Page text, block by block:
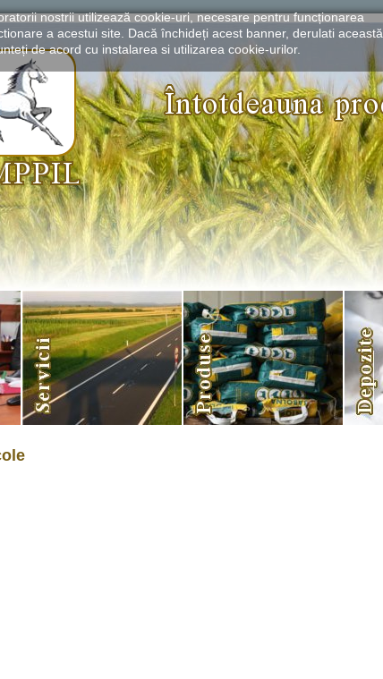
nostrii utilizează cookie-uri, necesare pentru funcționarea
a acestui site. Dacă închideți acest banner, derulati această
de acord cu instalarea si utilizarea cookie-urilor.